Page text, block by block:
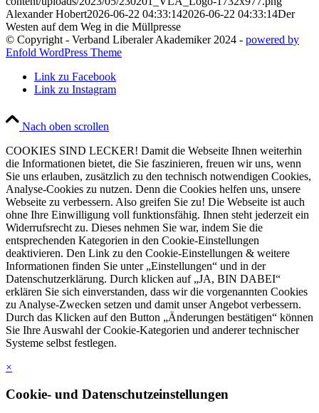
Alexander Hobert2026-06-22 04:33:142026-06-22 04:33:14Der
Westen auf dem Weg in die Müllpresse
© Copyright - Verband Liberaler Akademiker 2024 - powered by
Enfold WordPress Theme
Link zu Facebook
Link zu Instagram
Nach oben scrollen
COOKIES SIND LECKER! Damit die Webseite Ihnen weiterhin
die Informationen bietet, die Sie faszinieren, freuen wir uns, wenn
Sie uns erlauben, zusätzlich zu den technisch notwendigen Cookies,
Analyse-Cookies zu nutzen. Denn die Cookies helfen uns, unsere
Webseite zu verbessern. Also greifen Sie zu! Die Webseite ist auch
ohne Ihre Einwilligung voll funktionsfähig. Ihnen steht jederzeit ein
Widerrufsrecht zu. Dieses nehmen Sie war, indem Sie die
entsprechenden Kategorien in den Cookie-Einstellungen
deaktivieren. Den Link zu den Cookie-Einstellungen & weitere
Informationen finden Sie unter „Einstellungen“ und in der
Datenschutzerklärung. Durch klicken auf „JA, BIN DABEI“
erklären Sie sich einverstanden, dass wir die vorgenannten Cookies
zu Analyse-Zwecken setzen und damit unser Angebot verbessern.
Durch das Klicken auf den Button „Änderungen bestätigen“ können
Sie Ihre Auswahl der Cookie-Kategorien und anderer technischer
Systeme selbst festlegen.
×
Cookie- und Datenschutzeinstellungen